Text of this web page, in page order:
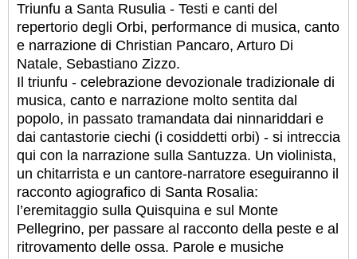
Triunfu a Santa Rusulia - Testi e canti del
repertorio degli Orbi, performance di musica, canto
e narrazione di Christian Pancaro, Arturo Di
Natale, Sebastiano Zizzo.
Il triunfu - celebrazione devozionale tradizionale di
musica, canto e narrazione molto sentita dal
popolo, in passato tramandata dai ninnariddari e
dai cantastorie ciechi (i cosiddetti orbi) - si intreccia
qui con la narrazione sulla Santuzza. Un violinista,
un chitarrista e un cantore-narratore eseguiranno il
racconto agiografico di Santa Rosalia:
l’eremitaggio sulla Quisquina e sul Monte
Pellegrino, per passare al racconto della peste e al
ritrovamento delle ossa. Parole e musiche